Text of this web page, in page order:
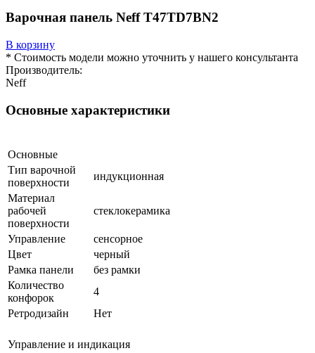
Варочная панель Neff T47TD7BN2
В корзину
* Стоимость модели можно уточнить у нашего консультанта
Производитель:
Neff
Основные характеристики
Основные
Тип варочной
поверхности
индукционная
Материал
рабочей
поверхности
cтеклокерамика
Управление
сенсорное
Цвет
черный
Рамка панели
без рамки
Количество
конфорок
4
Ретродизайн
Нет
Управление и индикация